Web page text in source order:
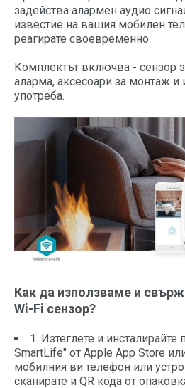
задейства алармен аудио
известие на вашия мобилен
реагирате своевременно.
Комплектът включва - сензор
аларма, аксесоари за монтаж и
употреба.
Как да използваме и
Wi-Fi сензор?
1. Изтеглете и
SmartLife" от Apple App Store
мобилния ви телефон или
сканирате и QR кода от